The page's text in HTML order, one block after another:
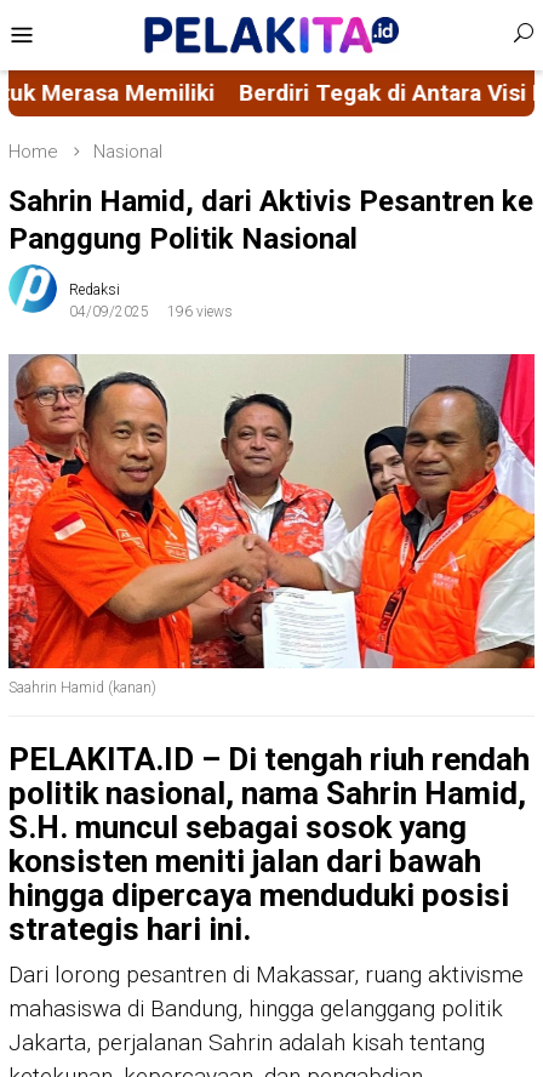
to
content
Menu
di Antara Visi Misi FORMAS dan Ascacita
Home Nasional
Sahrin Hamid, dari Aktivis Pesantren ke
Panggung Politik Nasional
Redaksi
04/09/2025
196 views
Saahrin Hamid (kanan)
PELAKITA.ID – Di tengah riuh rendah
politik nasional, nama Sahrin Hamid,
S.H. muncul sebagai sosok yang
konsisten meniti jalan dari bawah
hingga dipercaya menduduki posisi
strategis hari ini.
Dari lorong pesantren di Makassar, ruang aktivisme
mahasiswa di Bandung, hingga gelanggang politik
Jakarta, perjalanan Sahrin adalah kisah tentang